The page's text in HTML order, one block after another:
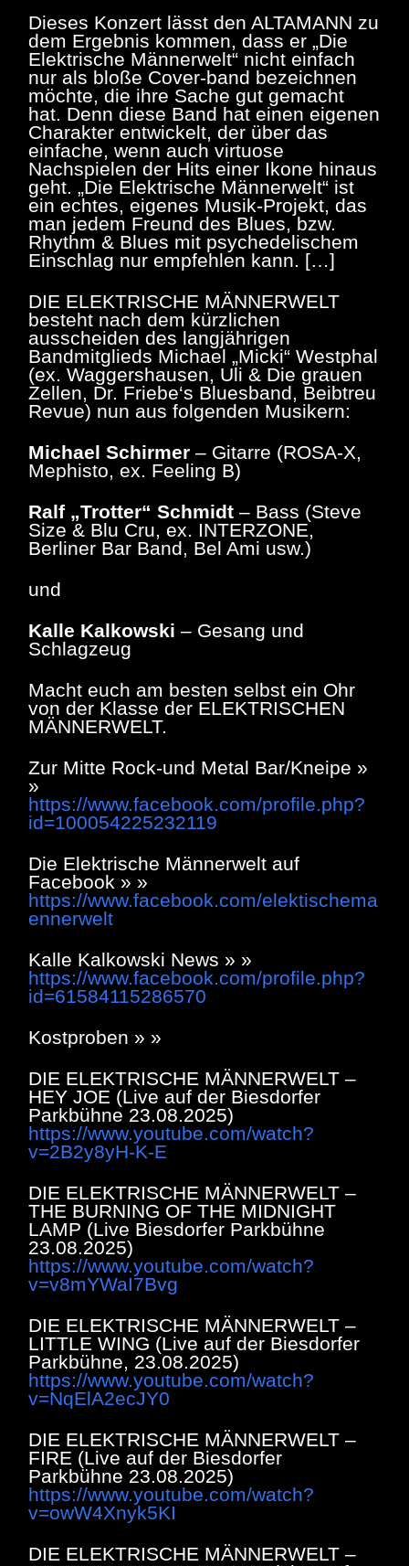
Dieses Konzert lässt den ALTAMANN zu
dem Ergebnis kommen, dass er „Die
Elektrische Männerwelt“ nicht einfach
nur als bloße Cover-band bezeichnen
möchte, die ihre Sache gut gemacht
hat. Denn diese Band hat einen eigenen
Charakter entwickelt, der über das
einfache, wenn auch virtuose
Nachspielen der Hits einer Ikone hinaus
geht. „Die Elektrische Männerwelt“ ist
ein echtes, eigenes Musik-Projekt, das
man jedem Freund des Blues, bzw.
Rhythm & Blues mit psychedelischem
Einschlag nur empfehlen kann. […]
DIE ELEKTRISCHE MÄNNERWELT
besteht nach dem kürzlichen
ausscheiden des langjährigen
Bandmitglieds Michael „Micki“ Westphal
(ex. Waggershausen, Uli & Die grauen
Zellen, Dr. Friebe‘s Bluesband, Beibtreu
Revue) nun aus folgenden Musikern:
Michael Schirmer – Gitarre (ROSA-X,
Mephisto, ex. Feeling B)
Ralf „Trotter“ Schmidt – Bass (Steve
Size & Blu Cru, ex. INTERZONE,
Berliner Bar Band, Bel Ami usw.)
und
Kalle Kalkowski – Gesang und
Schlagzeug
Macht euch am besten selbst ein Ohr
von der Klasse der ELEKTRISCHEN
MÄNNERWELT.
Zur Mitte Rock-und Metal Bar/Kneipe »
»
https://www.facebook.com/profile.php?
id=100054225232119
Die Elektrische Männerwelt auf
Facebook » »
https://www.facebook.com/elektischema
ennerwelt
Kalle Kalkowski News » »
https://www.facebook.com/profile.php?
id=61584115286570
Kostproben » »
DIE ELEKTRISCHE MÄNNERWELT –
HEY JOE (Live auf der Biesdorfer
Parkbühne 23.08.2025)
https://www.youtube.com/watch?
v=2B2y8yH-K-E
DIE ELEKTRISCHE MÄNNERWELT –
THE BURNING OF THE MIDNIGHT
LAMP (Live Biesdorfer Parkbühne
23.08.2025)
https://www.youtube.com/watch?
v=v8mYWaI7Bvg
DIE ELEKTRISCHE MÄNNERWELT –
LITTLE WING (Live auf der Biesdorfer
Parkbühne, 23.08.2025)
https://www.youtube.com/watch?
v=NqElA2ecJY0
DIE ELEKTRISCHE MÄNNERWELT –
FIRE (Live auf der Biesdorfer
Parkbühne 23.08.2025)
https://www.youtube.com/watch?
v=owW4Xnyk5KI
DIE ELEKTRISCHE MÄNNERWELT –